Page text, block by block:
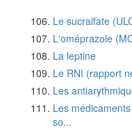
Le sucralfate
L'oméprazole
La leptine
Le RNI (rapport
Les
Les
so...